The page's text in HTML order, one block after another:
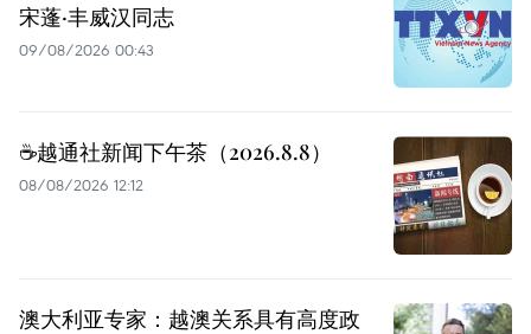
宋蓬·丰威汉同志
09/08/2026 00:43
☕️越通社新闻下午茶（2026.8.8）
08/08/2026 12:12
澳大利亚专家：越澳关系具有高度政